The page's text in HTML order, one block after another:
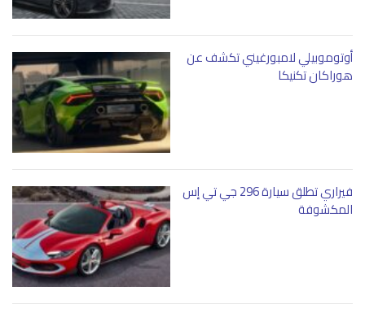
أوتوموبيلي لامبورغيني تكشف عن
هوراكان تكنيكا
فيراري تطلق سيارة 296 جي تي إس
المكشوفة